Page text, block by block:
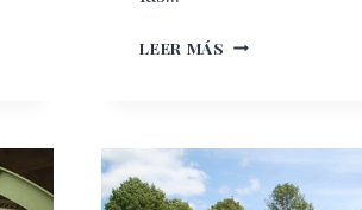
LEER MÁS SABORES
GASTRONÓMICO
EN